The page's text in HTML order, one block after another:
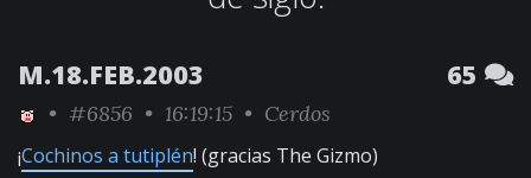
M.18.FEB.2003 65
• #6856 • 16:19:15 • Cerdos
¡Cochinos a tutiplén! (gracias The Gizmo)